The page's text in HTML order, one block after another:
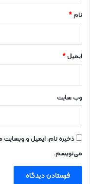
نام*
ایمیل*
وب‌ سایت
ذخیره نام، ایمیل و وبسایت
می‌نویسم.